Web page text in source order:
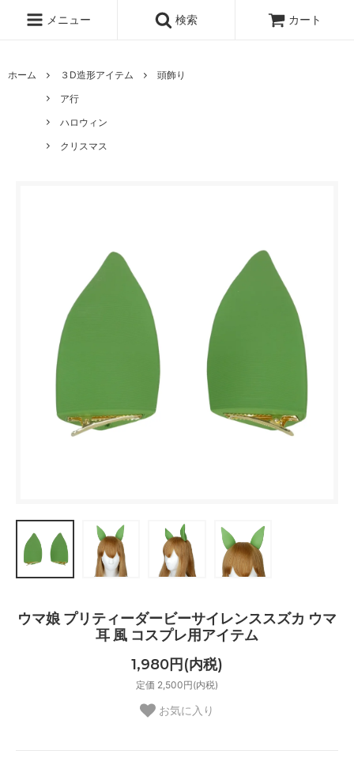
メニュー 検索 カート
ホーム ３D造形アイテム
頭飾り
ア行
ハロウィン
クリスマス
ウマ娘 プリティーダービーサイレンススズカ ウマ
耳 風 コスプレ用アイテム
1,980円(内税)
定価 2,500円(内税)
お気に入り